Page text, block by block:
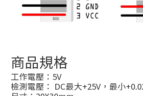
商品規格
工作電壓：5V
檢測電壓： DC最大+25V，最小